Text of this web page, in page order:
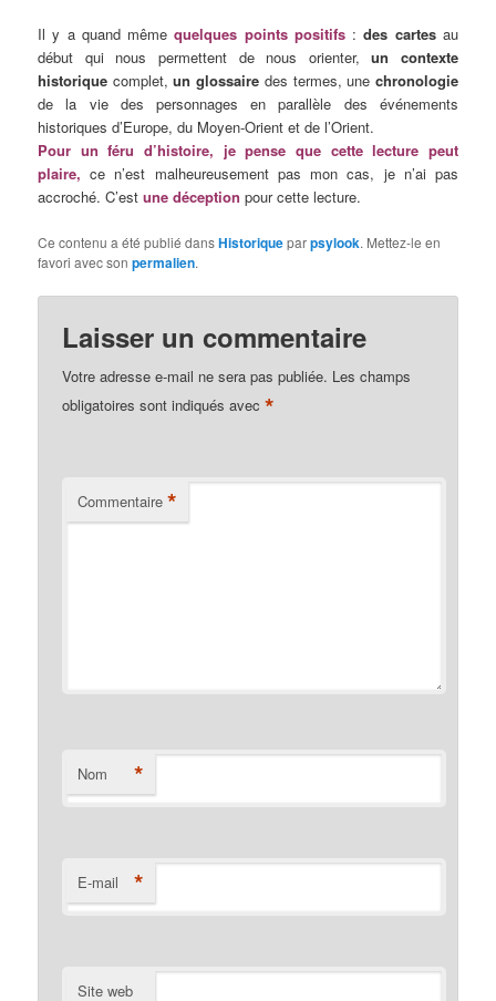
Il y a quand mêmequelques points positifs:des cartesau
début qui nous permettent de nous orienter,un contexte
historique complet,un glossaire des termes, une chronologie
de la vie des personnages en parallèle des événements
historiques d’Europe, du Moyen-Orient et de l’Orient.
Pour un féru d’histoire, je pense que cette lecture peut
plaire, ce n’est malheureusement pas mon cas, je n’ai pas
accroché. C’estune déception pour cette lecture.
Ce contenu a été publié dansHistoriqueparpsylook. Mettez-le en
favori avec sonpermalien.
Laisser un commentaire
Votre adresse e-mail ne sera pas publiée. Les champs
obligatoires sont indiqués avec*
Commentaire *
Nom *
E-mail *
Site web